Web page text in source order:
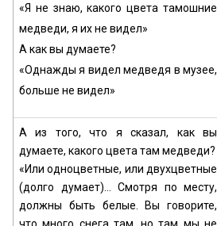
«Я не знаю, какого цвета тамошние
медведи, я их не видел»
А как вы думаете?
«Однажды я видел медведя в музее,
больше не видел»
А из того, что я сказал, как вы
думаете, какого цвета там медведи?
«Или одноцветные, или двухцветные
(долго думает)... Смотря по месту,
должны быть белые. Вы говорите,